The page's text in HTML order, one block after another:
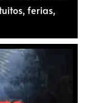
ferias,